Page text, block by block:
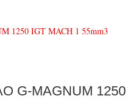
MAGNUM 1250